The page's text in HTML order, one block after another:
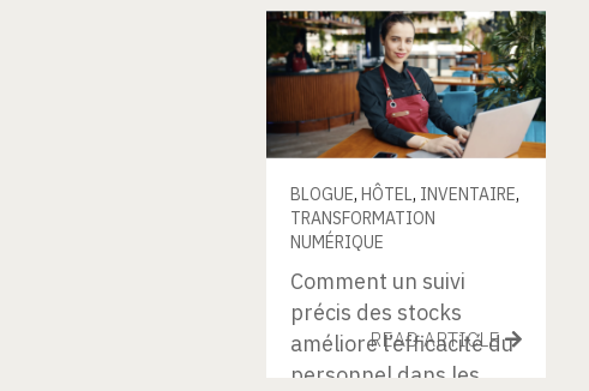
BLOGUE, HÔTEL, INVENTAIRE,
TRANSFORMATION
NUMÉRIQUE
Comment un suivi
précis des stocks
améliore l’efficacité du
personnel dans les
READ ARTICLE